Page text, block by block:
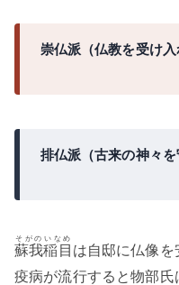
崇仏派（仏教を受け入
排仏派（古来の神々を
蘇我稲目
そがのいなめ
は自邸に仏像を
疫病が流行すると物部